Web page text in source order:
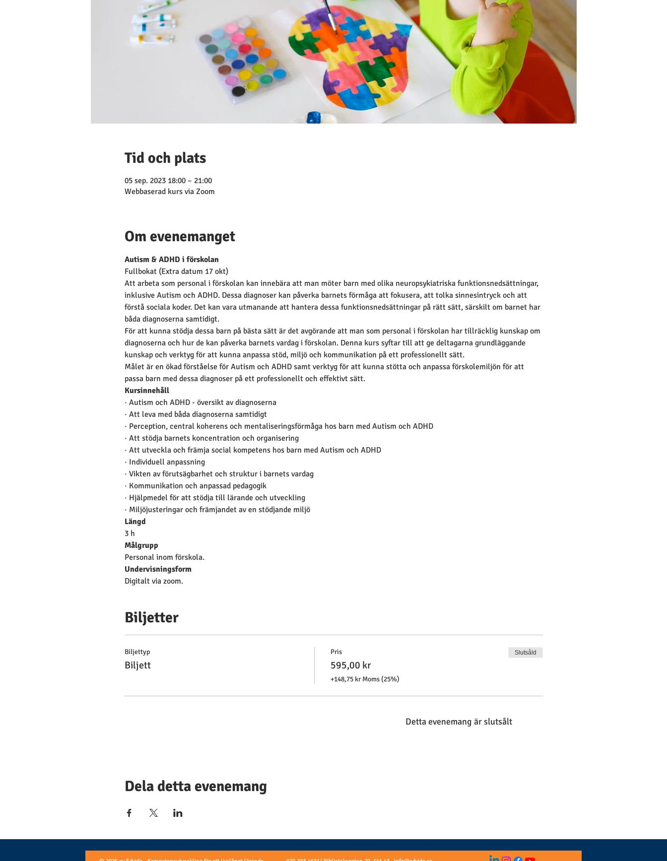
Tid och plats
05 sep. 2023 18:00 – 21:00
Webbaserad kurs via Zoom
Om evenemanget
Autism & ADHD i förskolan
Fullbokat (Extra datum 17 okt)
Att arbeta som personal i förskolan kan innebära att man möter barn med olika neuropsykiatriska funktionsnedsättningar,
inklusive Autism och ADHD. Dessa diagnoser kan påverka barnets förmåga att fokusera, att tolka sinnesintryck och att
förstå sociala koder. Det kan vara utmanande att hantera dessa funktionsnedsättningar på rätt sätt, särskilt om barnet har
båda diagnoserna samtidigt.
För att kunna stödja dessa barn på bästa sätt är det avgörande att man som personal i förskolan har tillräcklig kunskap om
diagnoserna och hur de kan påverka barnets vardag i förskolan. Denna kurs syftar till att ge deltagarna grundläggande
kunskap och verktyg för att kunna anpassa stöd, miljö och kommunikation på ett professionellt sätt.
Målet är en ökad förståelse för Autism och ADHD samt verktyg för att kunna stötta och anpassa förskolemiljön för att
passa barn med dessa diagnoser på ett professionellt och effektivt sätt.
Kursinnehåll
· Autism och ADHD - översikt av diagnoserna
· Att leva med båda diagnoserna samtidigt
· Perception, central koherens och mentaliseringsförmåga hos barn med Autism och ADHD
· Att stödja barnets koncentration och organisering
· Att utveckla och främja social kompetens hos barn med Autism och ADHD
· Individuell anpassning
· Vikten av förutsägbarhet och struktur i barnets vardag
· Kommunikation och anpassad pedagogik
· Hjälpmedel för att stödja till lärande och utveckling
· Miljöjusteringar och främjandet av en stödjande miljö
Längd
3 h
Målgrupp
Personal inom förskola.
Undervisningsform
Digitalt via zoom.
Biljetter
Biljettyp
Biljett
Pris
595,00 kr
+148,75 kr Moms (25%)
Slutsåld
Detta evenemang är slutsålt
Dela detta evenemang